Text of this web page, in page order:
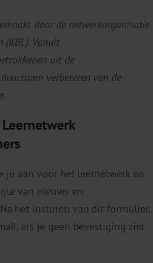
PM, Boelhouwer M,
Serra M
door
jeugd
den Meijdenberg J
jeugd bij de
21, 32-38.
door de netwerkorganisatie
(KBL). Vanuit
uit de
verbeteren van de
aan voor het leernetwerk en
van nieuws en
het insturen van dit formulier,
als je geen bevestiging ziet